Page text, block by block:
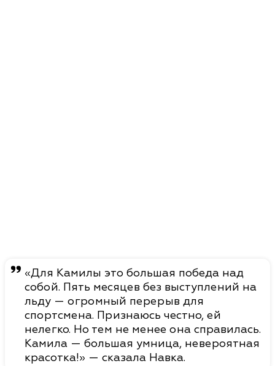
«Для Камилы это большая победа над
собой. Пять месяцев без выступлений на
льду — огромный перерыв для
спортсмена. Признаюсь честно, ей
нелегко. Но тем не менее она справилась.
Камила — большая умница, невероятная
красотка!» — сказала Навка.